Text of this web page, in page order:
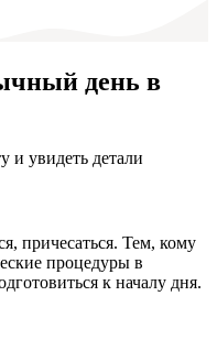
день в
и увидеть детали
причесаться. Тем, кому
процедуры в
к началу дня.